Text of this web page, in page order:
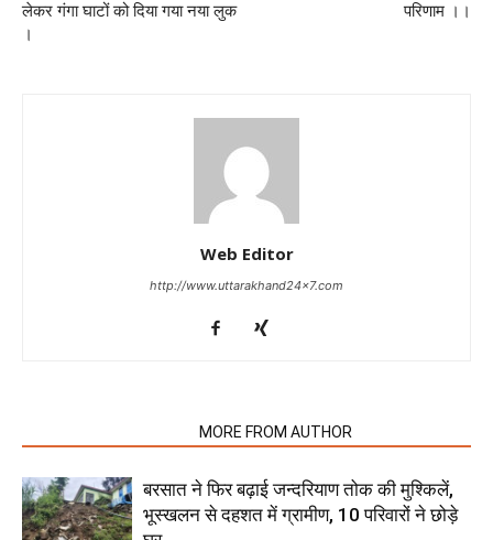
लेकर गंगा घाटों को दिया गया नया लुक
।
परिणाम ।।
Web Editor
http://www.uttarakhand24x7.com
MORE FROM AUTHOR
बरसात ने फिर बढ़ाई जन्दरियाण तोक की मुश्किलें,
भूस्खलन से दहशत में ग्रामीण, 10 परिवारों ने छोड़े